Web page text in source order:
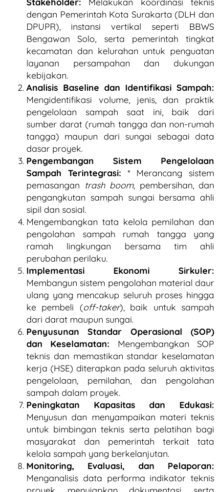
Stakeholder: Melakukan koordinasi teknis
dengan Pemerintah Kota Surakarta (DLH dan
DPUPR), instansi vertikal seperti BBWS
Bengawan Solo, serta pemerintah tingkat
kecamatan dan kelurahan untuk penguatan
layanan persampahan dan dukungan
kebijakan.
Analisis Baseline dan Identifikasi Sampah:
Mengidentifikasi volume, jenis, dan praktik
pengelolaan sampah saat ini, baik dari
sumber darat (rumah tangga dan non-rumah
tangga) maupun dari sungai sebagai data
dasar proyek.
Pengembangan Sistem Pengelolaan
Sampah Terintegrasi: * Merancang sistem
pemasangan trash boom, pembersihan, dan
pengangkutan sampah sungai bersama ahli
sipil dan sosial.
Mengembangkan tata kelola pemilahan dan
pengolahan sampah rumah tangga yang
ramah lingkungan bersama tim ahli
perubahan perilaku.
Implementasi Ekonomi Sirkuler:
Membangun sistem pengolahan material daur
ulang yang mencakup seluruh proses hingga
ke pembeli (off-taker), baik untuk sampah
dari darat maupun sungai.
Penyusunan Standar Operasional (SOP)
dan Keselamatan: Mengembangkan SOP
teknis dan memastikan standar keselamatan
kerja (HSE) diterapkan pada seluruh aktivitas
pengelolaan, pemilahan, dan pengolahan
sampah dalam proyek.
Peningkatan Kapasitas dan Edukasi:
Menyusun dan menyampaikan materi teknis
untuk bimbingan teknis serta pelatihan bagi
masyarakat dan pemerintah terkait tata
kelola sampah yang berkelanjutan.
Monitoring, Evaluasi, dan Pelaporan:
Menganalisis data performa indikator teknis